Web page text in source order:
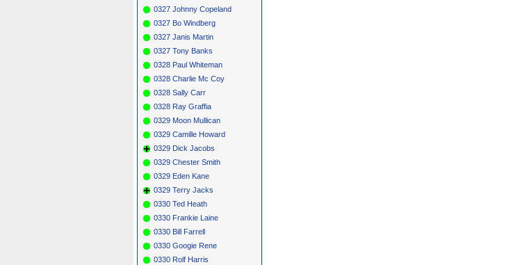
0327 Johnny Copeland
0327 Bo Windberg
0327 Janis Martin
0327 Tony Banks
0328 Paul Whiteman
0328 Charlie Mc Coy
0328 Sally Carr
0328 Ray Graffia
0329 Moon Mullican
0329 Camille Howard
0329 Dick Jacobs
0329 Chester Smith
0329 Eden Kane
0329 Terry Jacks
0330 Ted Heath
0330 Frankie Laine
0330 Bill Farrell
0330 Googie Rene
0330 Rolf Harris